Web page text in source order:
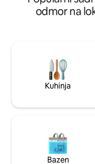
igralište Organske
udaljeni su 3 km. Smješten između
odmor na
Kuhinja
Bazen